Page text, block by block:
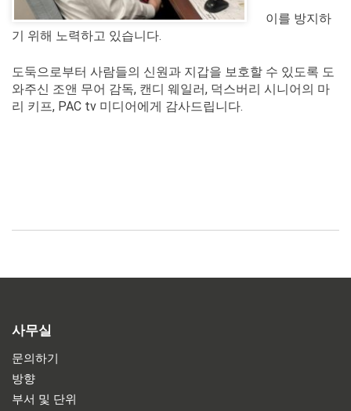
이를 방지하
기 위해 노력하고 있습니다.
도둑으로부터 사람들의 신원과 지갑을 보호할 수 있도록 도
와주신 조앤 무어 감독, 캔디 웨일러, 덕스버리 시니어의 마
리 키프, PAC tv 미디어에게 감사드립니다.
사무실
문의하기
방향
부서 및 단위